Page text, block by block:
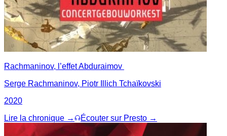
Rachmaninov, l’effet Abduraimov
Serge Rachmaninov, Piotr Illich Tchaïkovski
2020
Lire la chronique →
Écouter sur Presto →